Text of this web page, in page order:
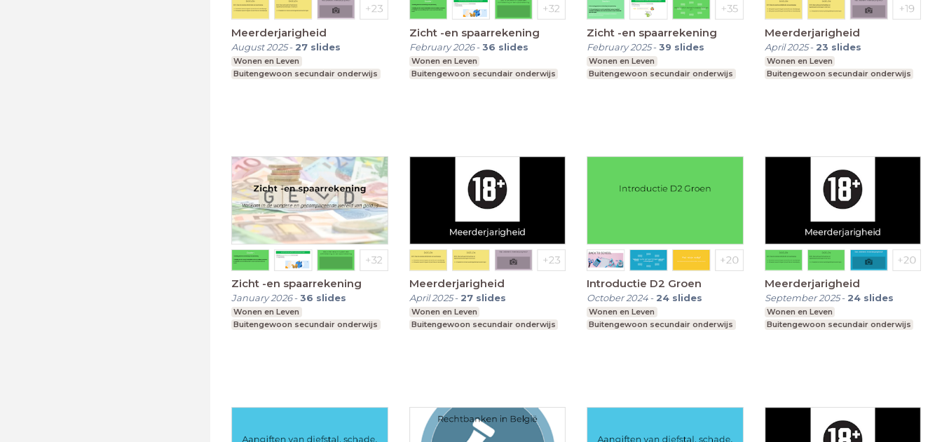
Meerderjarigheid
August 2025- 27 slides
Wonen en Leven
Buitengewoon secundair onderwijs
Zicht -en spaarrekening
February 2026-36 slides
Wonen en Leven
Buitengewoon secundair onderwijs
Zicht -en spaarrekening
February 2025-39 slides
Wonen en Leven
Buitengewoon secundair onderwijs
Meerderjarigheid
April 2025- 23 slides
Wonen en Leven
Buitengewoon secundair onderwijs
Zicht -en spaarrekening
January 2026-36 slides
Wonen en Leven
Buitengewoon secundair onderwijs
Meerderjarigheid
April 2025- 27 slides
Wonen en Leven
Buitengewoon secundair onderwijs
Introductie D2 Groen
October 2024- 24 slides
Wonen en Leven
Buitengewoon secundair onderwijs
Meerderjarigheid
September 2025- 24 slides
Wonen en Leven
Buitengewoon secundair onderwijs